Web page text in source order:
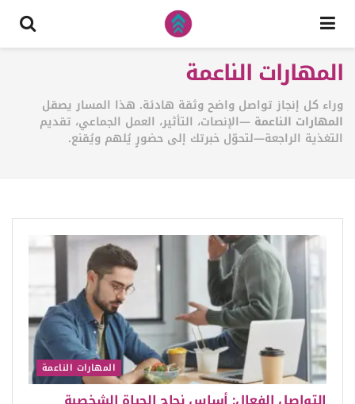
المهارات الناعمة
وراء كل إنجاز تواصل واضح وثقة هادئة. هذا المسار يصقل
المهارات الناعمة —الإنصات، التأثير، العمل الجماعي، تقديم
التغذية الراجعة—لتحوّل خبرتك إلى حضورٍ يُلهم ويُقنع.
المهارات الناعمة